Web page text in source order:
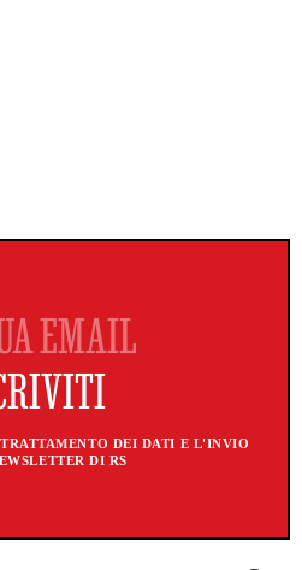
DEI DATI E L'INVIO
DI RS